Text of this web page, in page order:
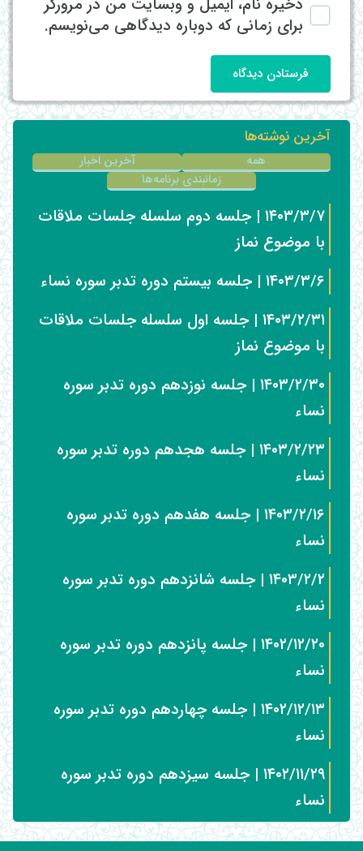
برای زمانی که دوباره دیدگاهی می‌نویسم.
فرستادن دیدگاه
آخرین نوشته‌ها
همه
آخرین اخبار
زمانبندی برنامه‌ها
۱۴۰۳/۳/۷ | جلسه دوم سلسله جلسات ملاقات
با موضوع نماز
۱۴۰۳/۳/۶ | جلسه بیستم دوره تدبر سوره نساء
۱۴۰۳/۲/۳۱ | جلسه اول سلسله جلسات ملاقات
با موضوع نماز
۱۴۰۳/۲/۳۰ | جلسه نوزدهم دوره تدبر سوره
نساء
۱۴۰۳/۲/۲۳ | جلسه هجدهم دوره تدبر سوره
نساء
۱۴۰۳/۲/۱۶ | جلسه هفدهم دوره تدبر سوره
نساء
۱۴۰۳/۲/۲ | جلسه شانزدهم دوره تدبر سوره
نساء
۱۴۰۲/۱۲/۲۰ | جلسه پانزدهم دوره تدبر سوره
نساء
۱۴۰۲/۱۲/۱۳ | جلسه چهاردهم دوره تدبر سوره
نساء
۱۴۰۲/۱۱/۲۹ | جلسه سیزدهم دوره تدبر سوره
نساء